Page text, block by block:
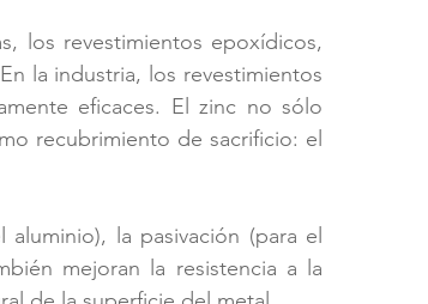
los revestimientos epoxídicos,
la industria, los revestimientos
eficaces. El zinc no sólo
recubrimiento de sacrificio: el
la pasivación (para el
mejoran la resistencia a la